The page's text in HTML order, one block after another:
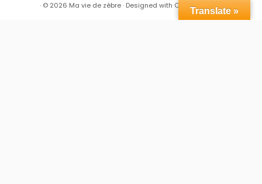
· © 2026 Ma vie de zèbre· Designed with Customizr Pro
Translate »